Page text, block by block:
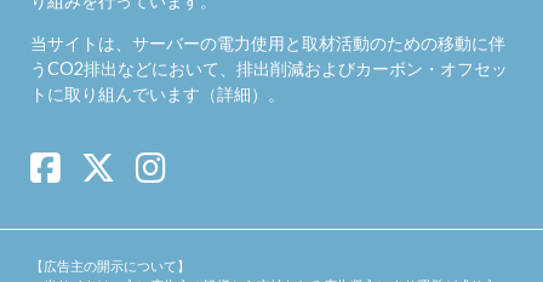
当サイトは、サーバーの電力使用と取材活動のための移動に伴
うCO2排出などにおいて、排出削減およびカーボン・オフセッ
トに取り組んでいます（詳細）。
【広告主の開示について】